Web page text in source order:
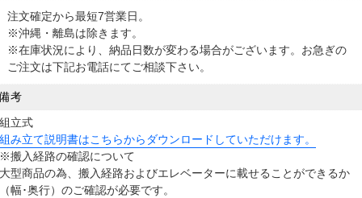
注文確定から最短7営業日。
※沖縄・離島は除きます。
※在庫状況により、納品日数が変わる場合がございます。お急ぎの
ご注文は下記お電話にてご相談下さい。
考
立式
み立て説明書はこちらからダウンロードしていただけます。
搬入経路の確認について
型商品の為、搬入経路およびエレベーターに載せることができるか
幅･奥行）のご確認が必要です。